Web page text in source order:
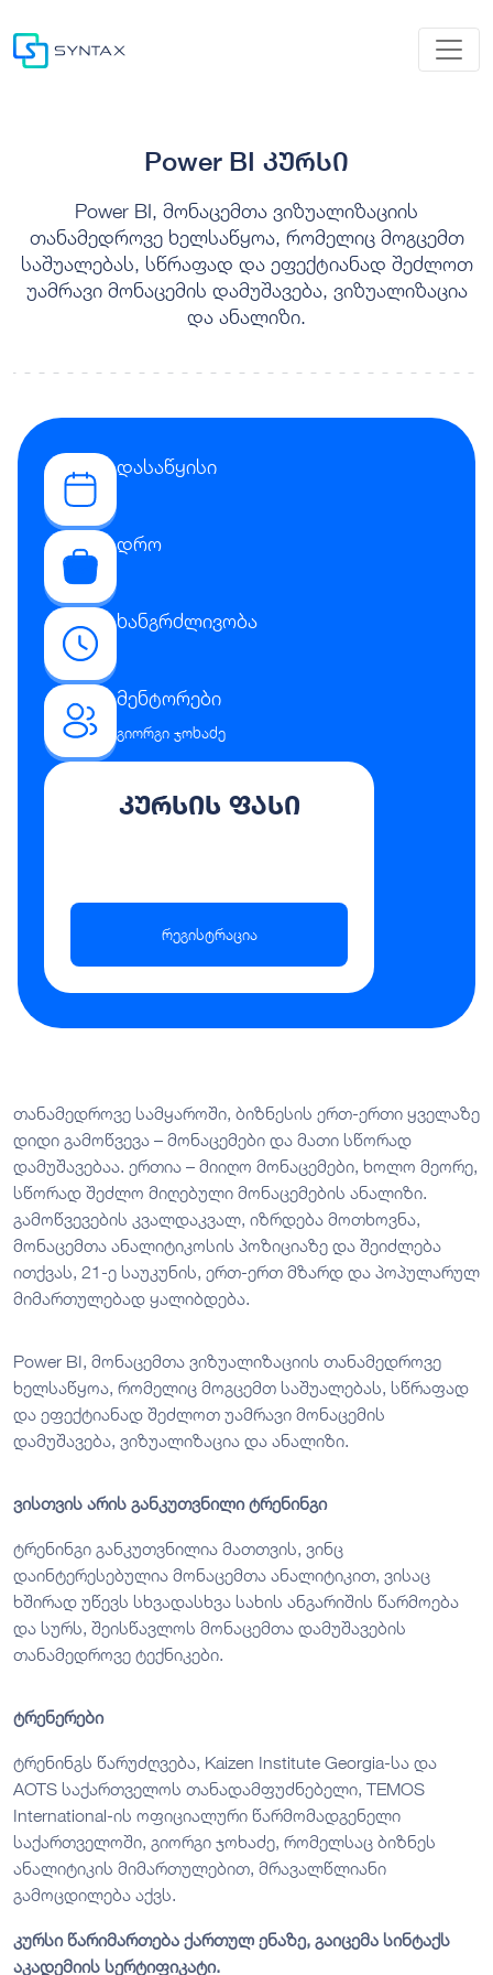
Power BI კურსი
Power BI, მონაცემთა ვიზუალიზაციის
თანამედროვე ხელსაწყოა, რომელიც მოგცემთ
საშუალებას, სწრაფად და ეფექტიანად შეძლოთ
უამრავი მონაცემის დამუშავება, ვიზუალიზაცია
და ანალიზი.
დასაწყისი
დრო
ხანგრძლივობა
მენტორები
გიორგი ჯოხაძე
კურსის ფასი
რეგისტრაცია
თანამედროვე სამყაროში, ბიზნესის ერთ-ერთი ყველაზე
დიდი გამოწვევა – მონაცემები და მათი სწორად
დამუშავებაა. ერთია – მიიღო მონაცემები, ხოლო მეორე,
სწორად შეძლო მიღებული მონაცემების ანალიზი.
გამოწვევების კვალდაკვალ, იზრდება მოთხოვნა,
მონაცემთა ანალიტიკოსის პოზიციაზე და შეიძლება
ითქვას, 21-ე საუკუნის, ერთ-ერთ მზარდ და პოპულარულ
მიმართულებად ყალიბდება.
Power BI, მონაცემთა ვიზუალიზაციის თანამედროვე
ხელსაწყოა, რომელიც მოგცემთ საშუალებას, სწრაფად
და ეფექტიანად შეძლოთ უამრავი მონაცემის
დამუშავება, ვიზუალიზაცია და ანალიზი.
ვისთვის არის განკუთვნილი ტრენინგი
ტრენინგი განკუთვნილია მათთვის, ვინც
დაინტერესებულია მონაცემთა ანალიტიკით, ვისაც
ხშირად უწევს სხვადასხვა სახის ანგარიშის წარმოება
და სურს, შეისწავლოს მონაცემთა დამუშავების
თანამედროვე ტექნიკები.
ტრენერები
ტრენინგს წარუძღვება, Kaizen Institute Georgia-სა და
AOTS საქართველოს თანადამფუძნებელი, TEMOS
International-ის ოფიციალური წარმომადგენელი
საქართველოში, გიორგი ჯოხაძე, რომელსაც ბიზნეს
ანალიტიკის მიმართულებით, მრავალწლიანი
გამოცდილება აქვს.
კურსი წარიმართება ქართულ ენაზე, გაიცემა სინტაქს
აკადემიის სერტიფიკატი.